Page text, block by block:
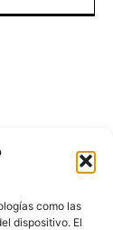
como las
dispositivo. El